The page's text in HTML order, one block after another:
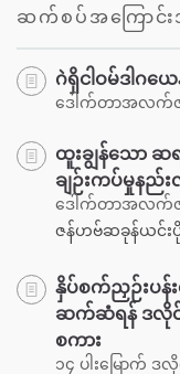
ဆက်စပ်အကြောင်း
ဂဲရှိငါဝမ်ဒါဂယ
ဒေါက်တာအလက်ဇင်
ထူးချွန်သော ဆ
ချဉ်းကပ်မှုနည်း
ဒေါက်တာအလက်ဇင်
ဇန်ဟဗ်ဆခုန်ယင်း
နှိပ်စက်ညှဉ်းပန်း
ဆက်ဆံရန် ဒလိုင်
စကား
၁၄ ပါးမြောက် ဒလို